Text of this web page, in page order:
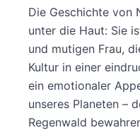
Die Geschichte von
unter die Haut: Sie
und mutigen Frau,
Kultur in einer
ein emotionaler
unseres Planeten –
Regenwald